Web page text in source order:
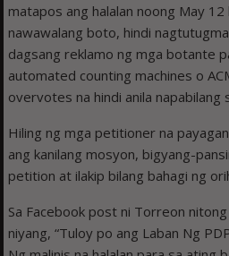
matapos ang halalan noong May 12
nawawalang boto, hindi
dagsang reklamo ng mga botante
automated counting machines o
overvotes na hindi anila napabilang
Hiling ng mga petitioner na
ang kanilang mosyon, bigyang-
petition at ilakip bilang bahagi ng
Sa Facebook post ni Torreon
niyang, “Tuloy po ang Laban Ng